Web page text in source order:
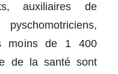
auxiliaires de
moins de 1 400
de la santé sont